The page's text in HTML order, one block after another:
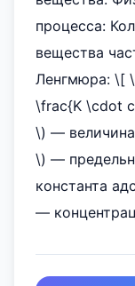
процесса:
вещества
Ленгмюра: \[
\frac{K \cdot
\) —
\) —
константа
—